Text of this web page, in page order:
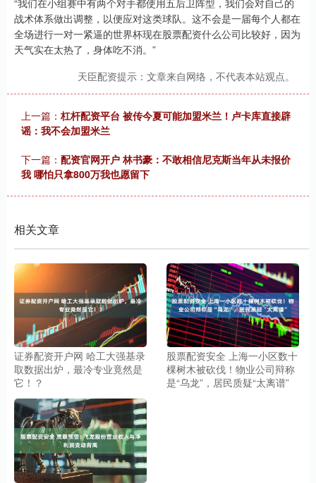
“我们在小组赛中有两个对手都使用五后卫阵型，我们会对自己的
战术体系做出调整，以便应对这类球队。这不会是一届每个人都在
全场进行一对一紧逼的世界杯现在股票配资什么公司比较好，因为
天气实在太热了，身体吃不消。”
天臣配资提示：文章来自网络，不代表本站观点。
上一篇： 杠杆配资平台 被传今夏可能加盟米兰！卢卡库直接辟
谣：我不会加盟米兰
下一篇： 配资官网开户 林书豪：不敢相信尼克斯当年从未报价
我 哪怕只拿800万我也愿留下
相关文章
证券配资开户网 哈工大强基录
取数据出炉，最冷专业竟然是
它！？
股票配资安全 上海一小区数十
棵树木被砍伐！物业公司辩称
是“乌龙”，居民质疑“太离谱”